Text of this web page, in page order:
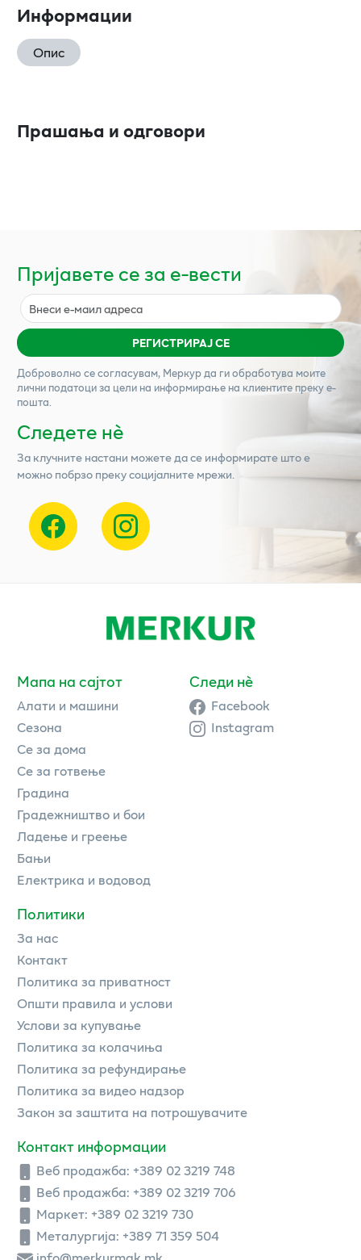
Информации
Опис
Прашања и одговори
Пријавете се за е-вести
РЕГИСТРИРАЈ СЕ
Доброволно се согласувам, Меркурда ги обработува моите
лични податоци за цели на информирање на клиентите преку е-
пошта.
Следете нѐ
За клучните настани можете да се информирате што е
можно побрзо преку социјалните мрежи.
Мапа на сајтот
Алати и машини
Сезона
Се за дома
Се за готвење
Градина
Градежништво и бои
Ладење и греење
Бањи
Електрика и водовод
Политики
За нас
Контакт
Политика за приватност
Општи правила и услови
Услови за купување
Политика за колачиња
Политика за рефундирање
Политика за видео надзор
Закон за заштита на потрошувачите
Контакт информации
Веб продажба: +389 02 3219 748
Веб продажба: +389 02 3219 706
Маркет: +389 02 3219 730
Металургија: +389 71 359 504
Следи нè
Facebook
Instagram